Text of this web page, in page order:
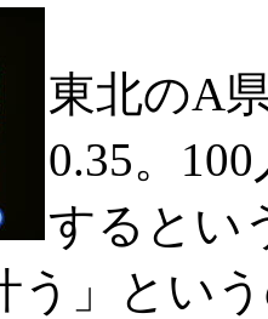
東北のA
0.35。
するとい
う」とい